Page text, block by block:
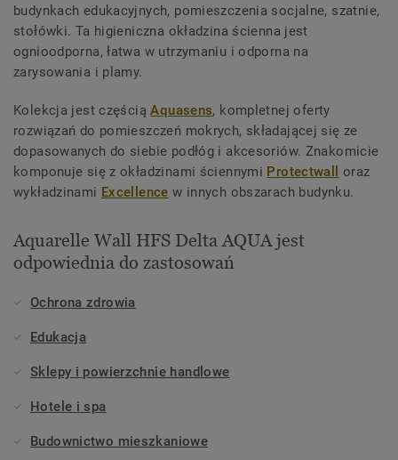
budynkach edukacyjnych, pomieszczenia socjalne, szatnie,
stołówki. Ta higieniczna okładzina ścienna jest
ognioodporna, łatwa w utrzymaniu i odporna na
zarysowania i plamy.
Kolekcja jest częściąAquasens, kompletnej oferty
rozwiązań do pomieszczeń mokrych, składającej się ze
dopasowanych do siebie podłóg i akcesoriów. Znakomicie
komponuje się z okładzinami ściennymi Protectwall
oraz
wykładzinami Excellence w innych obszarach budynku.
Aquarelle Wall HFS Delta AQUA jest
odpowiednia do zastosowań
Ochrona zdrowia
Edukacja
Sklepy i powierzchnie handlowe
Hotele i spa
Budownictwo mieszkaniowe